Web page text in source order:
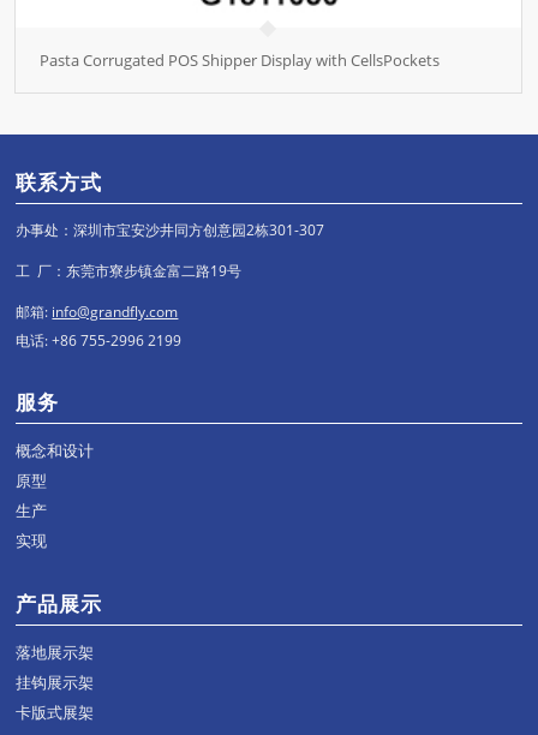
Pasta Corrugated POS Shipper Display with CellsPockets
联系方式
办事处：深圳市宝安沙井同方创意园2栋301-307
工 厂：东莞市寮步镇金富二路19号
邮箱: info@grandfly.com
电话: +86 755-2996 2199
服务
概念和设计
原型
生产
实现
产品展示
落地展示架
挂钩展示架
卡版式展架